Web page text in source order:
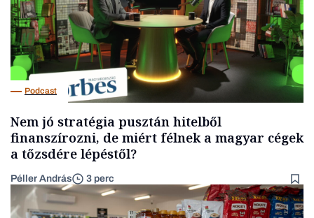
Podcast
Nem jó stratégia pusztán hitelből
finanszírozni, de miért félnek a magyar cégek
a tőzsdére lépéstől?
Péller András 3 perc